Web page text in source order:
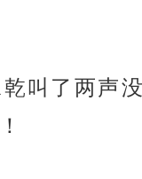
叫了两声